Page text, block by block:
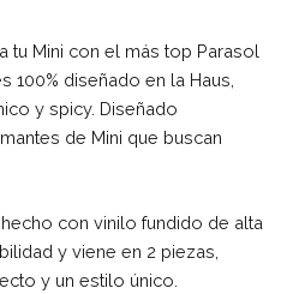
tu Mini con el más top Parasol
100% diseñado en la Haus,
y spicy. Diseñado
de Mini que buscan
con vinilo fundido de alta
y viene en 2 piezas,
y un estilo único.